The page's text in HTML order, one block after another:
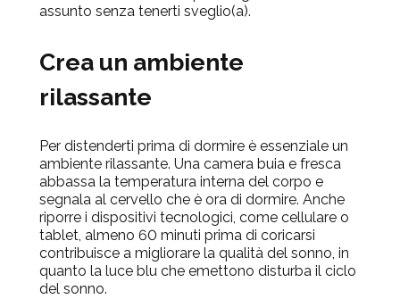
assunto senza tenerti sveglio(a).
Crea un ambiente
rilassante
Per distenderti prima di dormire è essenziale un
ambiente rilassante. Una camera buia e fresca
abbassa la temperatura interna del corpo e
segnala al cervello che è ora di dormire. Anche
riporre i dispositivi tecnologici, come cellulare o
tablet, almeno 60 minuti prima di coricarsi
contribuisce a migliorare la qualità del sonno, in
quanto la luce blu che emettono disturba il ciclo
del sonno.